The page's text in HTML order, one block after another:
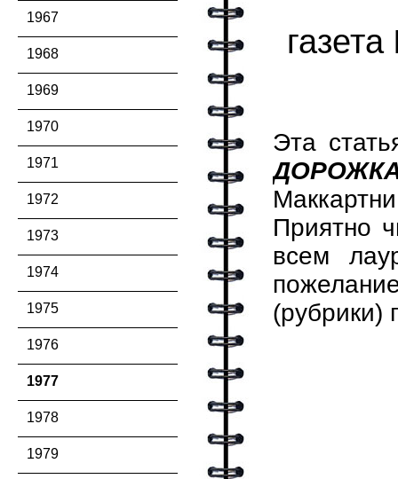
1967
1968
1969
1970
1971
1972
1973
1974
1975
1976
1977
1978
1979
газета
Эта
Приятно
всем
(рубрики)